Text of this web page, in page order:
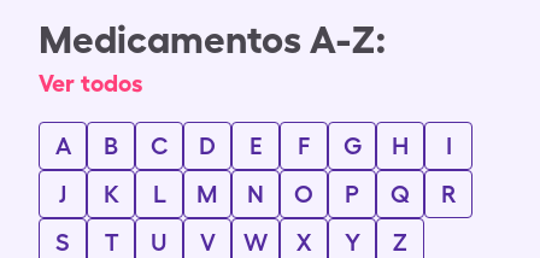
Medicamentos A-Z:
Ver todos
A B C D E F G H
I
J
K L M N O P Q
R
S
T U V W X Y Z